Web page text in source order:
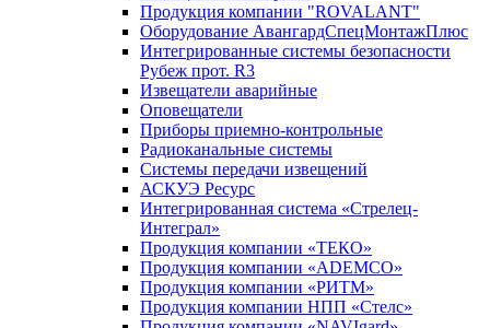
Продукция компании "ROVALANT"
Оборудование АвангардСпецМонтажПлюс
Интегрированные системы безопасности
Рубеж прот. R3
Извещатели аварийные
Оповещатели
Приборы приемно-контрольные
Радиоканальные системы
Системы передачи извещений
АСКУЭ Ресурс
Интегрированная система «Стрелец-
Интеграл»
Продукция компании «ТЕКО»
Продукция компании «ADEMCO»
Продукция компании «РИТМ»
Продукция компании НПП «Стелс»